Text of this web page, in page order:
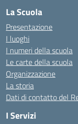
La Scuola
Presentazione
I luoghi
I numeri della scuola
Le carte della scuola
Organizzazione
La storia
Dati di contatto del
I Servizi